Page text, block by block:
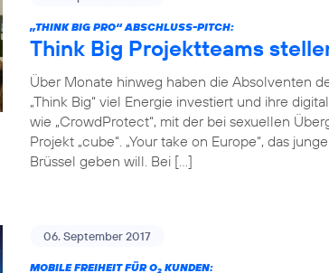
„THINK BIG PRO“ ABSCHLUSS-PITCH:
Think Big Projektteams
Über Monate hinweg haben die Absolventen
„Think Big“ viel Energie investiert und ihre
wie „CrowdProtect“, mit der bei sexuellen
Projekt „cube“. „Your take on Europe“, das
Brüssel geben will. Bei […]
06. September 2017
MOBILE FREIHEIT FÜR O2 KUNDEN: